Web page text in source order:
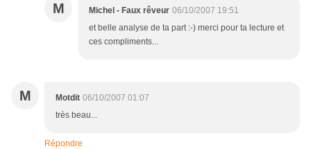
M Michel - Faux rêveur 06/10/2007 19:51
et belle analyse de ta part :-) merci pour ta lecture et
ces compliments...
M Motdit 06/10/2007 01:07
très beau...
Répondre